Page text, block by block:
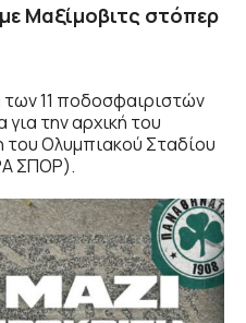
Μαξίμοβιτς στόπερ
11 ποδοσφαιριστών
για την αρχική του
του Ολυμπιακού Σταδίου
ΣΠΟΡ).